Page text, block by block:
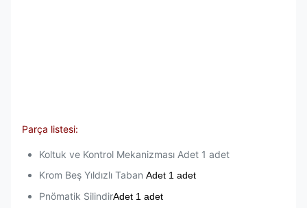
Parça listesi:
Koltuk ve Kontrol Mekanizması Adet 1 adet
Krom Beş Yıldızlı Taban Adet 1 adet
Pnömatik SilindirAdet 1 adet